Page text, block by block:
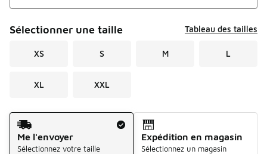
Sélectionner une taille Tableau des tailles
XS S M L
XL XXL
Mode d'expédition
Me l'envoyer
Sélectionnez votre taille
Expédition en magasin
Sélectionnez un magasin